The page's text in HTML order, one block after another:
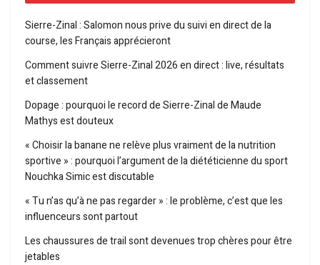
Sierre-Zinal : Salomon nous prive du suivi en direct de la
course, les Français apprécieront
Comment suivre Sierre-Zinal 2026 en direct : live, résultats
et classement
Dopage : pourquoi le record de Sierre-Zinal de Maude
Mathys est douteux
« Choisir la banane ne relève plus vraiment de la nutrition
sportive » : pourquoi l’argument de la diététicienne du sport
Nouchka Simic est discutable
« Tu n’as qu’à ne pas regarder » : le problème, c’est que les
influenceurs sont partout
Les chaussures de trail sont devenues trop chères pour être
jetables